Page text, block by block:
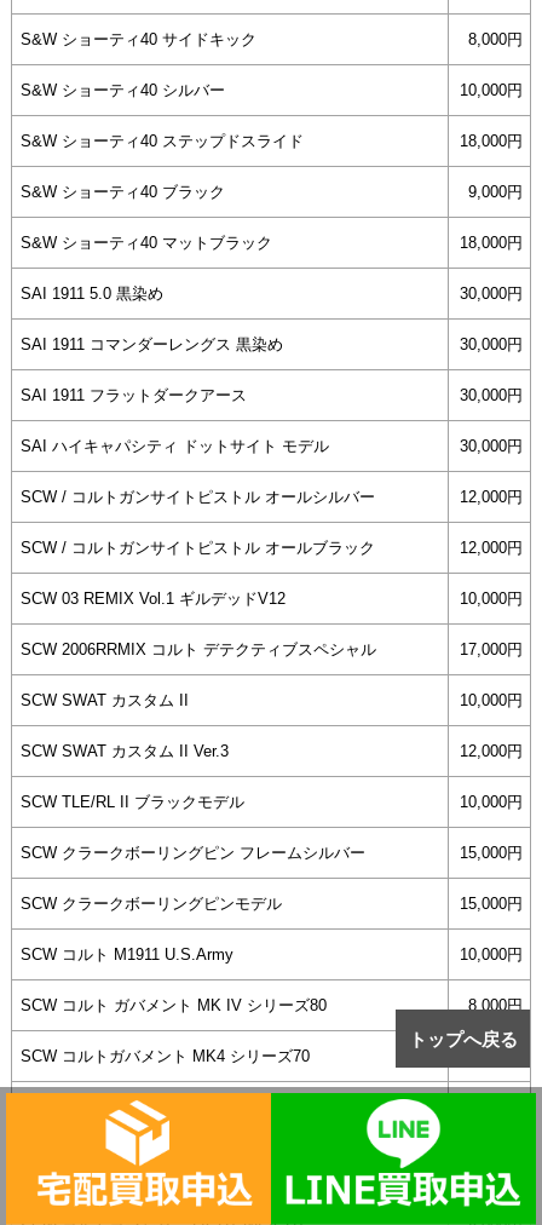
S&W ショーティ40 サイドキック 8,000円
S&W ショーティ40 シルバー 10,000円
S&W ショーティ40 ステップドスライド 18,000円
S&W ショーティ40 ブラック 9,000円
S&W ショーティ40 マットブラック 18,000円
SAI 1911 5.0 黒染め 30,000円
SAI 1911 コマンダーレングス 黒染め 30,000円
SAI 1911 フラットダークアース 30,000円
SAI ハイキャパシティ ドットサイト モデル 30,000円
SCW / コルトガンサイトピストル オールシルバー 12,000円
SCW / コルトガンサイトピストル オールブラック 12,000円
SCW 03 REMIX Vol.1 ギルデッドV12 10,000円
SCW 2006RRMIX コルト デテクティブスペシャル 17,000円
SCW SWAT カスタム II 10,000円
SCW SWAT カスタム II Ver.3 12,000円
SCW TLE/RL II ブラックモデル 10,000円
SCW クラークボーリングピン フレームシルバー 15,000円
SCW クラークボーリングピンモデル 15,000円
SCW コルト M1911 U.S.Army 10,000円
SCW コルト ガバメント MK IV シリーズ80 8,000円
SCW コルトガバメント MK4 シリーズ70
SCW コルトガバメントM1911A1 トランジションモデル
SCW コルトガバメントM1911A1ミリタリー カーボンブラ
ックHW
トップへ戻る